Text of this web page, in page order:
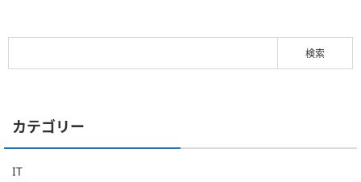
カテゴリー
IT